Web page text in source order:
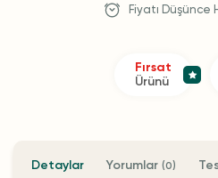
Fiyatı Düşünce
Fırsat
Ürünü
Detaylar Yorumlar (0)